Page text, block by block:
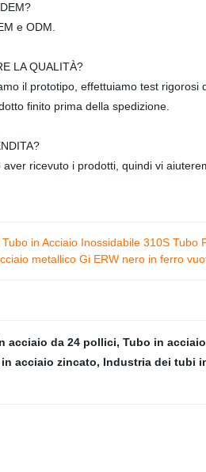
e ODM.
LA QUALITÀ?
il prototipo, effettuiamo test
finito prima della spedizione.
ricevuto i prodotti, quindi vi
in Acciaio Inossidabile 310S
metallico Gi ERW nero in ferro
acciaio da 24 pollici, Tubo in
acciaio zincato, Industria dei tubi